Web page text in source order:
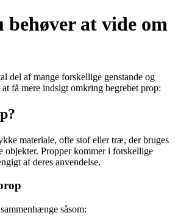
at vide om
del af mange forskellige genstande og
få mere indsigt omkring begrebet prop:
materiale, ofte stof eller træ, der bruges
objekter. Propper kommer i forskellige
af deres anvendelse.
såsom: